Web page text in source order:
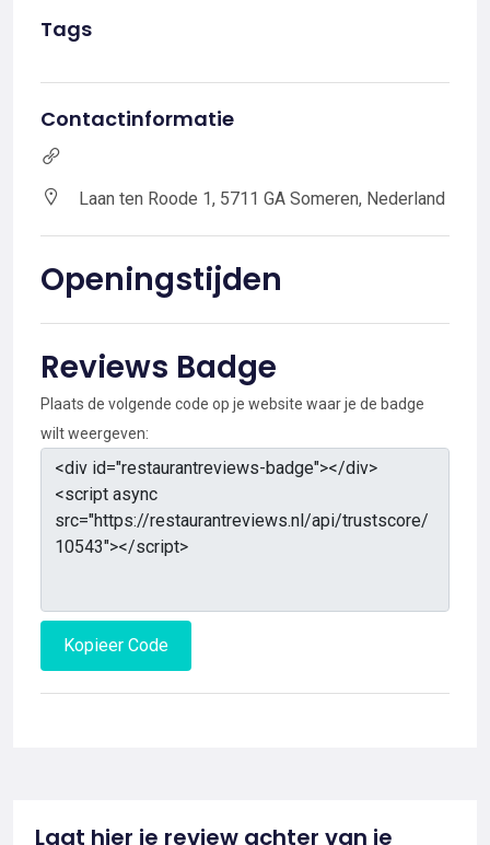
Tags
Contactinformatie
Laan ten Roode 1, 5711 GA Someren, Nederland
Openingstijden
Reviews Badge
Plaats de volgende code op je website waar je de badge
wilt weergeven:
Kopieer Code
Laat hier je review achter van je